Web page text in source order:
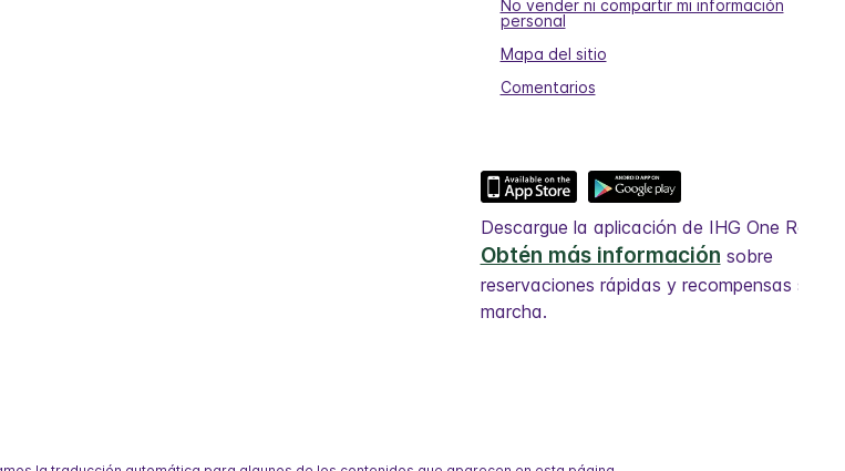
No vender ni compartir mi información
personal
Mapa del sitio
Comentarios
Descargue la aplicación de IHG One
Obtén más información sobre
reservaciones rápidas y recompensas
marcha.